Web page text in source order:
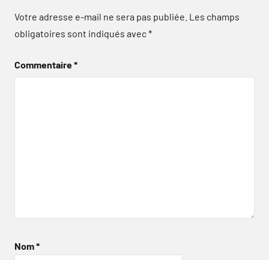
Votre adresse e-mail ne sera pas publiée. Les champs
obligatoires sont indiqués avec*
Commentaire*
Nom*